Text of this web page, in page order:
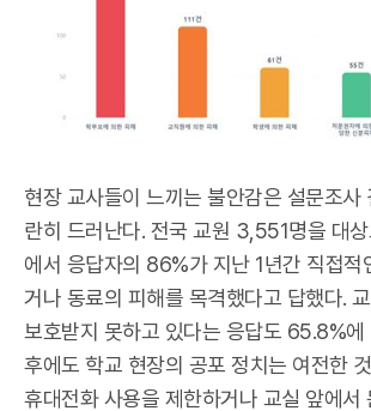
현장 교사들이 느끼는 불안감은 설문조사
란히 드러난다. 전국 교원 3,551명을 대
에서 응답자의 86%가 지난 1년간 직접적
거나 동료의 피해를 목격했다고 답했다.
보호받지 못하고 있다는 응답도 65.8%에
후에도 학교 현장의 공포 정치는 여전한
휴대전화 사용을 제한하거나 교실 앞에서